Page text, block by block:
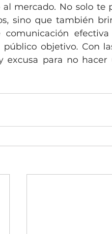
mercado. No solo
sino que también
objetivo. Con
excusa para no